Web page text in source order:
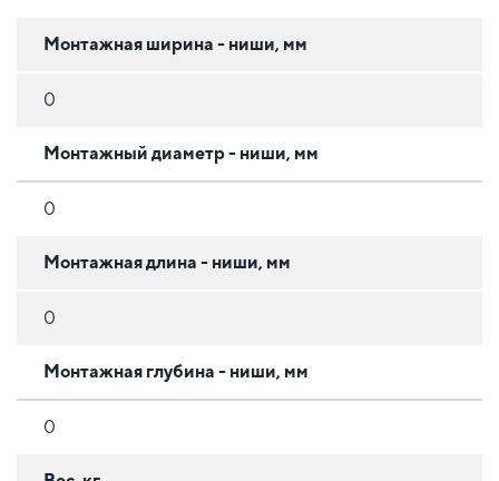
Монтажная ширина - ниши, мм
0
Монтажный диаметр - ниши, мм
0
Монтажная длина - ниши, мм
0
Монтажная глубина - ниши, мм
0